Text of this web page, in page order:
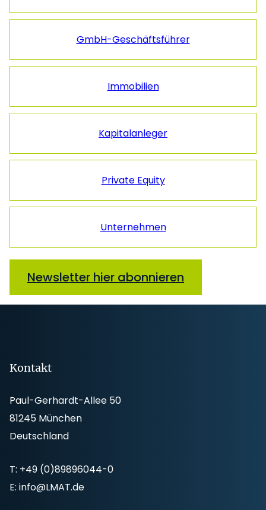
GmbH-Geschäftsführer
Immobilien
Kapitalanleger
Private Equity
Unternehmen
Newsletter hier abonnieren
Footer
Kontakt
Paul-Gerhardt-Allee 50
81245 München
Deutschland
T: +49 (0)89896044-0
E: info@LMAT.de